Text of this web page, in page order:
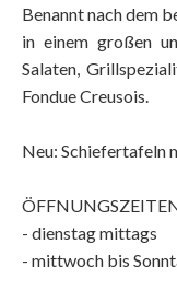
Benannt nach dem
in einem großen
Salaten,
Fondue Creusois.
Neu: Schiefertafeln
- dienstag mittags
- mittwoch bis